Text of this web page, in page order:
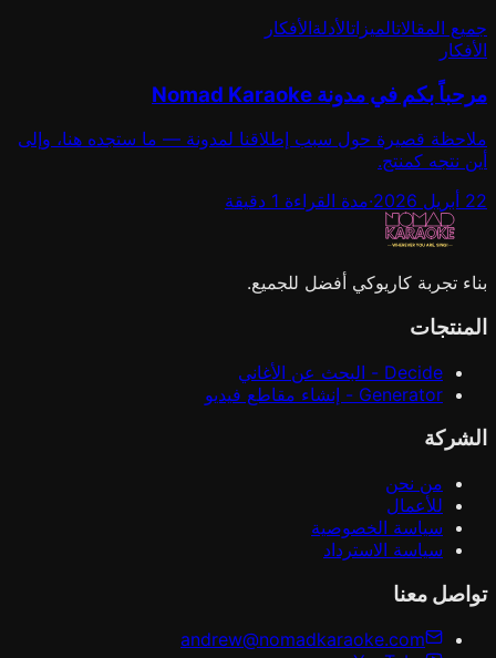
جميع المقالاتالميزاتالأدلةالأفكار
الأفكار
مرحباً بكم في مدونة Nomad Karaoke
ملاحظة قصيرة حول سبب إطلاقنا لمدونة — ما ستجده هنا، وإلى
أين نتجه كمنتج.
22 أبريل 2026
·مدة القراءة 1 دقيقة
بناء تجربة كاريوكي أفضل للجميع.
المنتجات
Decide - البحث عن الأغاني
Generator - إنشاء مقاطع فيديو
الشركة
من نحن
للأعمال
سياسة الخصوصية
سياسة الاسترداد
تواصل معنا
andrew@nomadkaraoke.com